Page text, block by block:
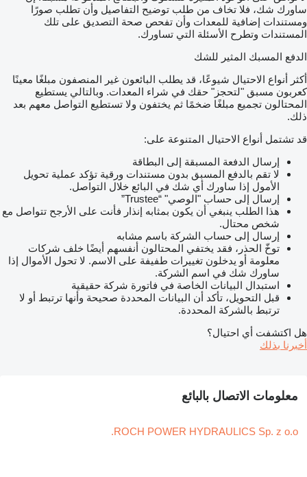
ساورك شك، فلا تخاف من طلب توضيح التفاصيل وأن تطلب صورًا
ومستندات إضافية للمعدات وأن تفحص صحة التصديق على تلك
المستندات وتطرح الأسئلة التي تساورك.
الدفع المسبك المثير للشك
أكثر أنواع الاحتيال شيوعًا، قد يطلب البائعون غير المنصفون مبلغًا معينًا
كعربون مسبق "لتحجز" حقك في شراء المعدات. وبالتالي يستطيع
المحتالون تجميع مبلغًا ضخمًا ثم يختفون ولا تستطيع التواصل معهم بعد
ذلك.
قد تشتمل أنواع الاحتيال المتنوعة على:
إرسال الدفعة المسبقة إلى البطاقة
لا تقم بالدفع المسبق بدون مستندات ورقية تؤكد عملية تحويل
الأمول إذا ساورك أي شك في البائع خلال التواصل.
إرسال إلى حساب "الوصي" “Trustee”
هذا الطلب ينبغي أن يكون بمثابه إنذار فأنت على الأرجح تتواصل مع
شخص محتال.
إرسال إلى حساب الشركة باسم مشابه
توخّ الحذر، فقد يختفي المحتالون أنفسهم أيضًا خلف شركات
معلومة أو يدخلون تغييرات طفيفة على الاسم. لا تحول الأموال إذا
ساورك شك في اسم الشركة.
استبدال البيانات الخاصة في فاتورة شركة حقيقية
قبل التحويل، تأكد أن البيانات المحددة صحيحة وأنها ترتبط أو لا
ترتبط بالشركة المحددة.
هل اكتشفت أي احتيال؟
أخبرنا بذلك
معلومات الاتصال بالبائع
ROCH POWER HYDRAULICS Sp. z o.o.